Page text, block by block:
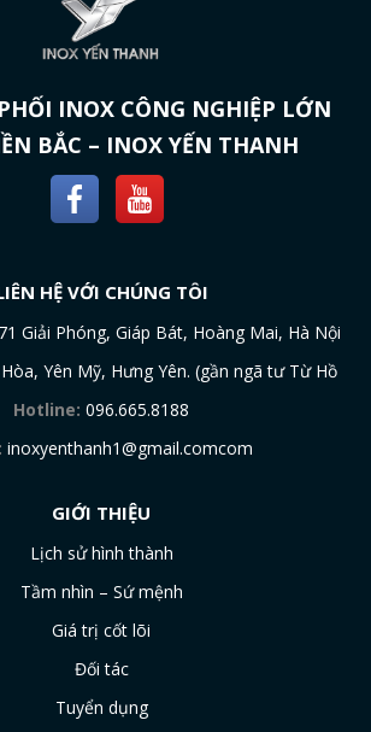
INOX CÔNG NGHIỆP LỚN
BẮC – INOX YẾN THANH
HỆ VỚI CHÚNG TÔI
Giải Phóng, Giáp Bát, Hoàng Mai, Hà Nội
Yên Mỹ, Hưng Yên. (gần ngã tư Từ Hồ
Hotline: 096.665.8188
inoxyenthanh1@gmail.comcom
GIỚI THIỆU
Lịch sử hình thành
Tầm nhìn – Sứ mệnh
Giá trị cốt lõi
Đối tác
Tuyển dụng